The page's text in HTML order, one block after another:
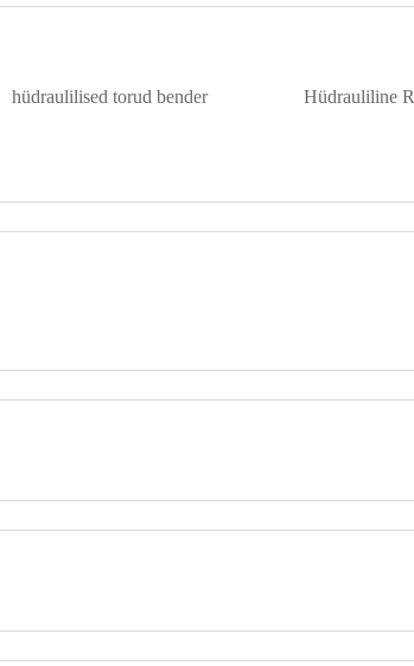
hüdraulilised torud bender Hüdrauliline